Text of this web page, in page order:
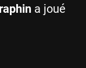
a joué